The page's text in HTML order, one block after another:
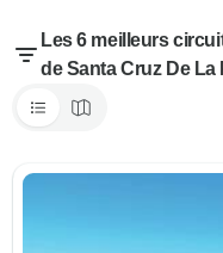
Les 6 meilleurs
de Santa Cruz De La